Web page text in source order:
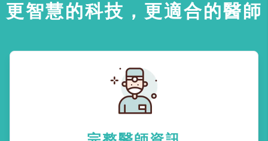
更智慧的科技，更適合的醫師